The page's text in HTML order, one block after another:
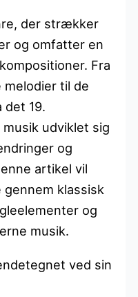
der strækker
og omfatter en
Fra
melodier til de
det 19.
udviklet sig
og
artikel vil
klassisk
og
musik.
ved sin